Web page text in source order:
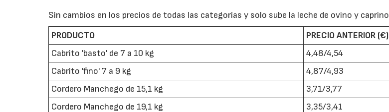
Sin cambios en los precios de todas las categorías y solo sube la leche de ovino y caprino
PRODUCTO
PRECIO ANTERIOR (€)
Cabrito 'basto' de 7 a 10 kg
4,48/4,54
Cabrito 'fino' 7 a 9 kg
4,87/4,93
Cordero Manchego de 15,1 kg
3,71/3,77
Cordero Manchego de 19,1 kg
3,35/3,41